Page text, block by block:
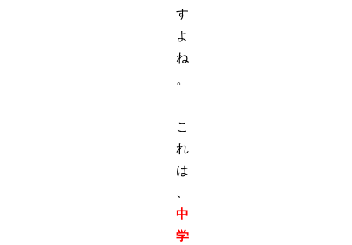
す
よ
ね
。
こ
れ
は
中
学